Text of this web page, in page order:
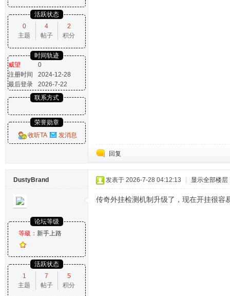
活跃状态
0
主题
4
帖子
2
积分
时间轨迹
威望
0
注册时间
2024-12-28
最后登录
2026-7-22
联系方式
荣誉勋章
收听TA
发消息
回复
DustyBrand
论坛等级
等級： 新手上路
活跃状态
1
主题
7
帖子
5
积分
发表于 2026-7-28 04:12:13 显示全部楼层
传奇外挂检测机制升级了，现在开挂很容